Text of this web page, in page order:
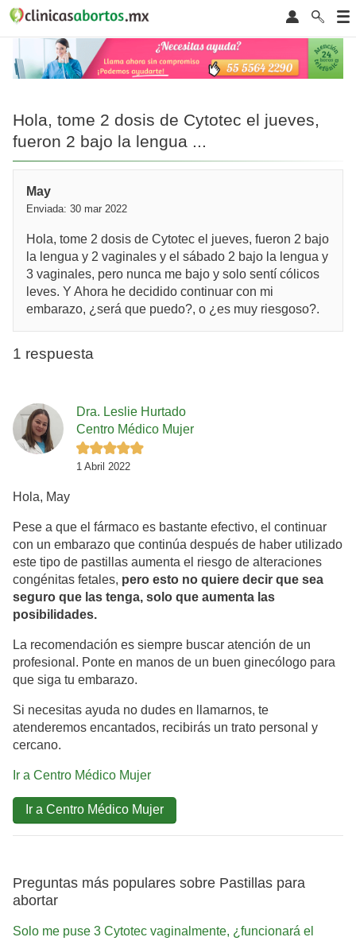
Hola, tome 2 dosis de Cytotec el jueves,
fueron 2 bajo la lengua ...
May
Enviada: 30 mar 2022
Hola, tome 2 dosis de Cytotec el jueves, fueron 2 bajo
la lengua y 2 vaginales y el sábado 2 bajo la lengua y
3 vaginales, pero nunca me bajo y solo sentí cólicos
leves. Y Ahora he decidido continuar con mi
embarazo, ¿será que puedo?, o ¿es muy riesgoso?.
1 respuesta
Dra. Leslie Hurtado
Centro Médico Mujer
1 Abril 2022
Hola, May
Pese a que el fármaco es bastante efectivo, el continuar
con un embarazo que continúa después de haber utilizado
este tipo de pastillas aumenta el riesgo de alteraciones
congénitas fetales, pero esto no quiere decir que sea
seguro que las tenga, solo que aumenta las
posibilidades.
La recomendación es siempre buscar atención de un
profesional. Ponte en manos de un buen ginecólogo para
que siga tu embarazo.
Si necesitas ayuda no dudes en llamarnos, te
atenderemos encantados, recibirás un trato personal y
cercano.
Ir a Centro Médico Mujer
Ir a Centro Médico Mujer
Preguntas más populares sobre Pastillas para
abortar
Solo me puse 3 Cytotec vaginalmente, ¿funcionará el